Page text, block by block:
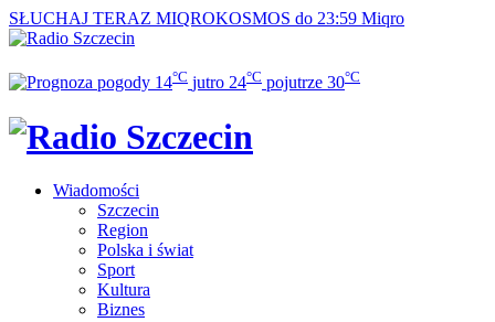
SŁUCHAJ TERAZ MIQROKOSMOS do 23:59 Miqro
14°C jutro 24°C pojutrze 30°C
Wiadomości
Szczecin
Region
Polska i świat
Sport
Kultura
Biznes